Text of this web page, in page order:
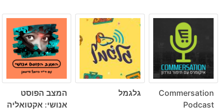
Commersation
Podcast
גלגמל
המצב הפוסט
אנושי: אקטואליה